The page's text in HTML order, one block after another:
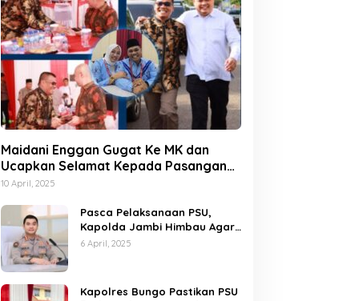
Maidani Enggan Gugat Ke MK dan
Ucapkan Selamat Kepada Pasangan
Dedy-Dayat
10 April, 2025
Pasca Pelaksanaan PSU,
Kapolda Jambi Himbau Agar
Semua Pihak Jaga Situasi
6 April, 2025
Kapolres Bungo Pastikan PSU